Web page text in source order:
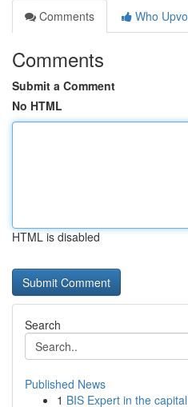
Comments
Who
Comments
Submit a Comment
No HTML
HTML is disabled
Search
Published News
1 BIS Expert in the